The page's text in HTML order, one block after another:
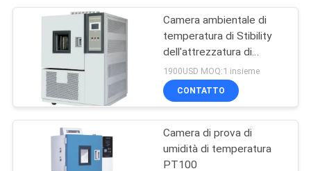
Camera ambientale di
temperatura di Stibility
dell'attrezzatura di
laboratorio
1900USD MOQ:1 insieme
CONTATTO
Camera di prova di
umidità di temperatura
PT100